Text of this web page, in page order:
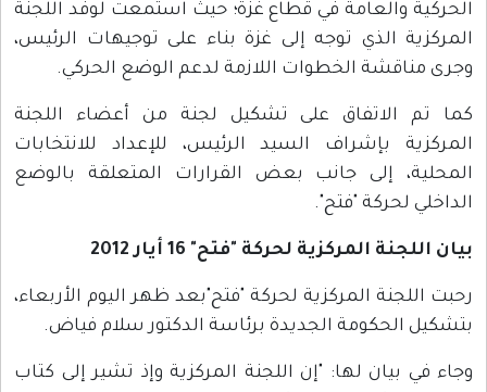
الحركية والعامة في قطاع غزة؛ حيث استمعت لوفد اللجنة
المركزية الذي توجه إلى غزة بناء على توجيهات الرئيس،
وجرى مناقشة الخطوات اللازمة لدعم الوضع الحركي.
كما تم الاتفاق على تشكيل لجنة من أعضاء اللجنة
المركزية بإشراف السيد الرئيس، للإعداد للانتخابات
المحلية، إلى جانب بعض القرارات المتعلقة بالوضع
الداخلي لحركة "فتح".
بيان اللجنة المركزية لحركة "فتح" 16 أيار 2012
رحبت اللجنة المركزية لحركة "فتح"بعد ظهر اليوم الأربعاء،
بتشكيل الحكومة الجديدة برئاسة الدكتور سلام فياض.
وجاء في بيان لها: "إن اللجنة المركزية وإذ تشير إلى كتاب